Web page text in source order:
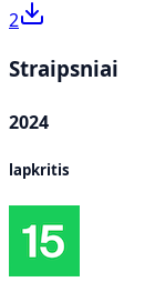
2
Straipsniai
2024
lapkritis